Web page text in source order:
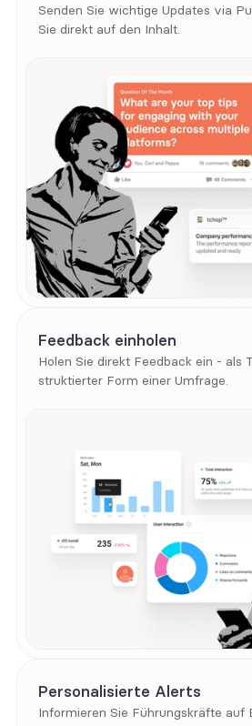
Senden Sie wichtige Updates via
Sie direkt auf den Inhalt.
Feedback einholen
Holen Sie direkt Feedback ein - als
struktierter Form einer Umfrage.
Personalisierte Alerts
Informieren Sie Führungskräfte auf